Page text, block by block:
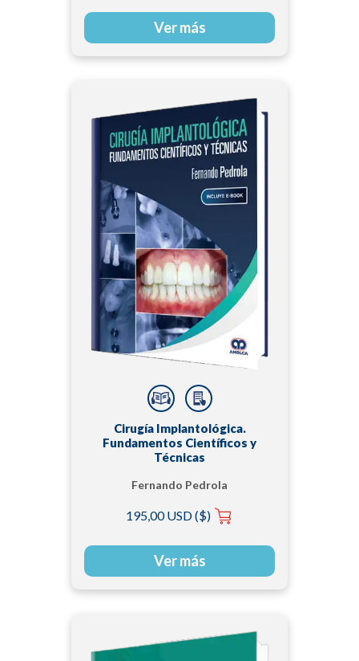
Ver más
Cirugía Implantológica.
Fundamentos Científicos y
Técnicas
Fernando Pedrola
195,00 USD ($)
Ver más